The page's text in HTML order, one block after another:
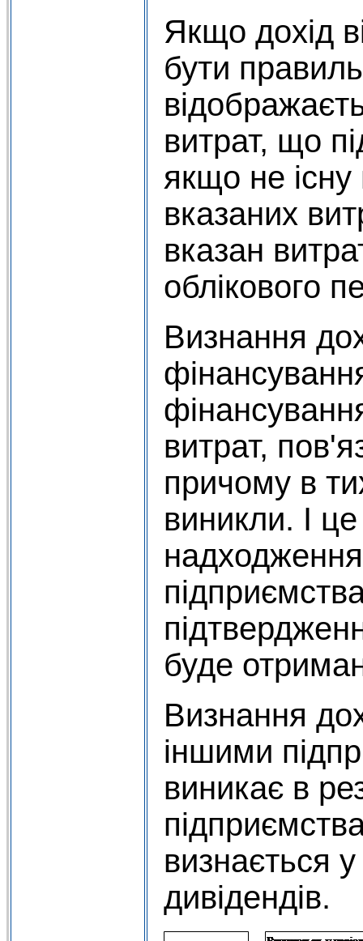
Якщо дохід
бути
витрат, що
якщо не існу
вказаних
вказан
облікового
Визнання
витрат,
причому в
виникли. І
надходження
буде
Визнання
іншими
виникає в
визнається
дивідендів.